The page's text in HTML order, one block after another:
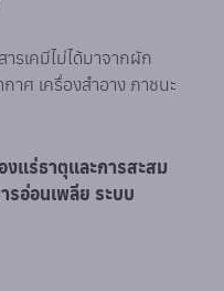
รเคมีไม่ได้มาจากผัก
าศ เครื่องสำอาง ภาชนะ
งแร่ธาตุและการสะสม
รอ่อนเพลีย ระบบ